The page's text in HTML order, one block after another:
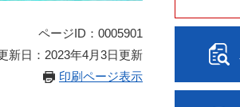
ページID：0005901
新日：2023年4月3日更新
印刷ページ表示